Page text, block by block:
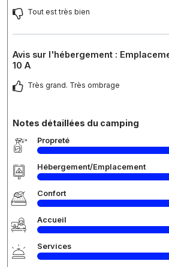
Tout est très bien
Avis sur l'hébergement :
10 A
Très grand. Très ombrage
Notes détaillées du camping
Propreté
Hébergement/Emplacement
Confort
Accueil
Services